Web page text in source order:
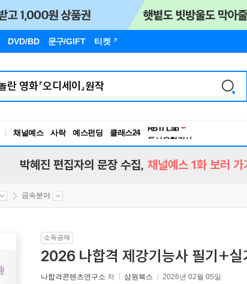
DVD/BD 문구/GIFT 티켓
채널예스 사락 예스펀딩 클래스24
독서유형검사
박혜진 편집자의 문장 수집, 채널예스 1화 보러 가
금속분야
소득공제
2026 나합격 제강기능사 필기+실
나합격콘텐츠연구소 저 삼원북스 2026년 02월 05일